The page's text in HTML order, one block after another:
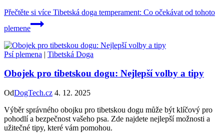
Přečtěte si více Tibetská doga temperament: Co očekávat od tohoto
plemene
Psí plemena | Tibetská Doga
Obojek pro tibetskou dogu: Nejlepší volby a tipy
OdDogTech.cz 4. 12. 2025
Výběr správného obojku pro tibetskou dogu může být klíčový pro
pohodlí a bezpečnost vašeho psa. Zde najdete nejlepší možnosti a
užitečné tipy, které vám pomohou.